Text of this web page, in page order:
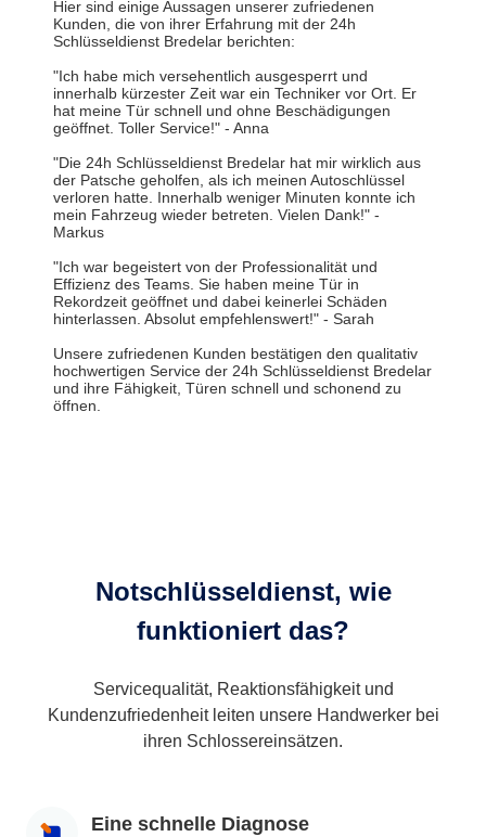
Hier sind einige Aussagen unserer zufriedenen
Kunden, die von ihrer Erfahrung mit der 24h
Schlüsseldienst Bredelar berichten:
"Ich habe mich versehentlich ausgesperrt und
innerhalb kürzester Zeit war ein Techniker vor Ort. Er
hat meine Tür schnell und ohne Beschädigungen
geöffnet. Toller Service!" - Anna
"Die 24h Schlüsseldienst Bredelar hat mir wirklich aus
der Patsche geholfen, als ich meinen Autoschlüssel
verloren hatte. Innerhalb weniger Minuten konnte ich
mein Fahrzeug wieder betreten. Vielen Dank!" -
Markus
"Ich war begeistert von der Professionalität und
Effizienz des Teams. Sie haben meine Tür in
Rekordzeit geöffnet und dabei keinerlei Schäden
hinterlassen. Absolut empfehlenswert!" - Sarah
Unsere zufriedenen Kunden bestätigen den qualitativ
hochwertigen Service der 24h Schlüsseldienst Bredelar
und ihre Fähigkeit, Türen schnell und schonend zu
öffnen.
Notschlüsseldienst, wie
funktioniert das?
Servicequalität, Reaktionsfähigkeit und
Kundenzufriedenheit leiten unsere Handwerker bei
ihren Schlossereinsätzen.
Eine schnelle Diagnose